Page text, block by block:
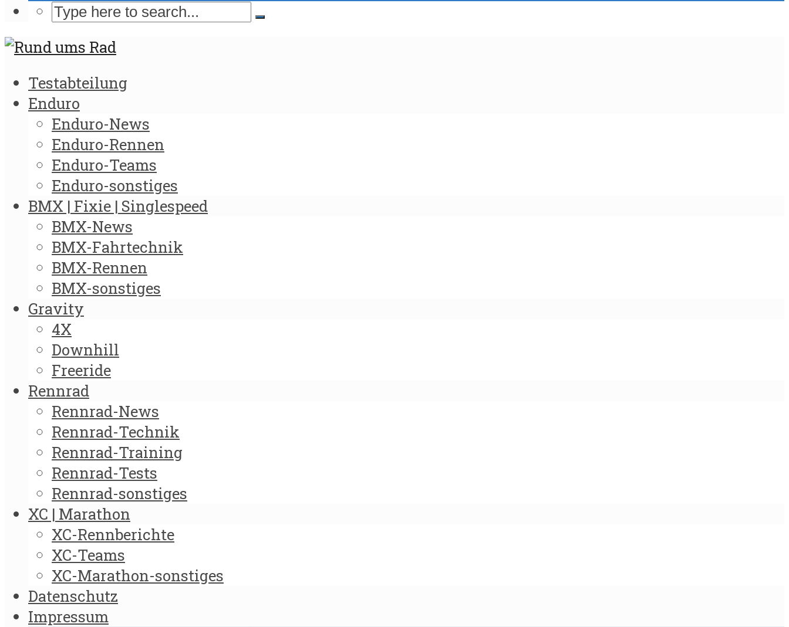
Testabteilung
Enduro
Enduro-News
Enduro-Rennen
Enduro-Teams
Enduro-sonstiges
BMX | Fixie | Singlespeed
BMX-News
BMX-Fahrtechnik
BMX-Rennen
BMX-sonstiges
Gravity
4X
Downhill
Freeride
Rennrad
Rennrad-News
Rennrad-Technik
Rennrad-Training
Rennrad-Tests
Rennrad-sonstiges
XC | Marathon
XC-Rennberichte
XC-Teams
XC-Marathon-sonstiges
Datenschutz
Impressum